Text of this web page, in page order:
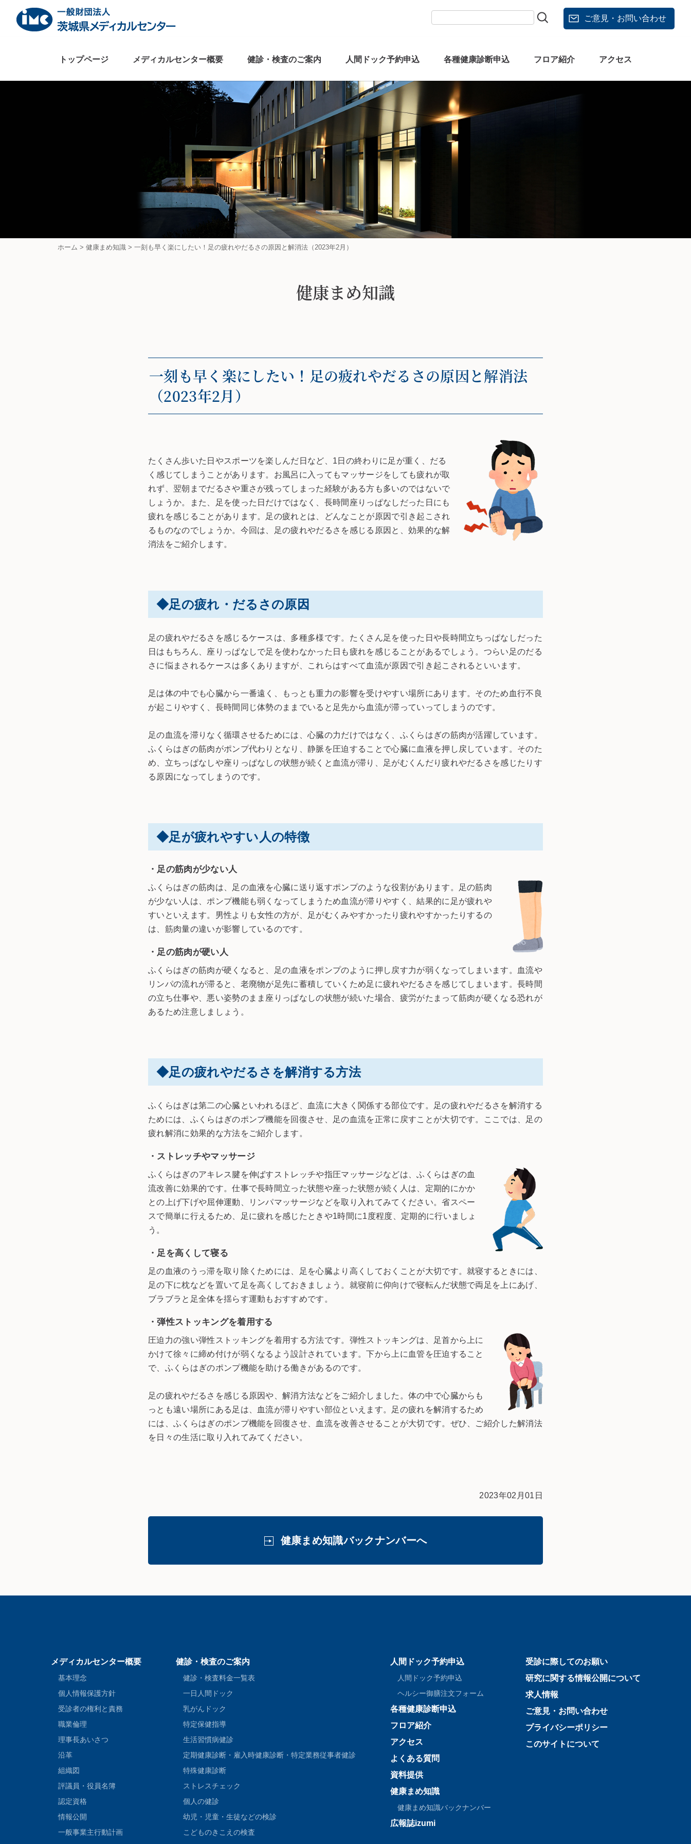
content
ご意見・お問い合わせ
トップページ メディカルセンター概要 健診・検査のご案内 人間ドック予約申込 各種健康診断申込 フロア紹介 アクセス
ホーム > 健康まめ知識 > 一刻も早く楽にしたい！足の疲れやだるさの原因と解消法（2023年2月）
健康まめ知識
一刻も早く楽にしたい！足の疲れやだるさの原因と解消法
（2023年2月）
たくさん歩いた日やスポーツを楽しんだ日など、1日の終わりに足が重く、だる
く感じてしまうことがあります。お風呂に入ってもマッサージをしても疲れが取
れず、翌朝までだるさや重さが残ってしまった経験がある方も多いのではないで
しょうか。また、足を使った日だけではなく、長時間座りっぱなしだった日にも
疲れを感じることがあります。足の疲れとは、どんなことが原因で引き起こされ
るものなのでしょうか。今回は、足の疲れやだるさを感じる原因と、効果的な解
消法をご紹介します。
◆足の疲れ・だるさの原因
足の疲れやだるさを感じるケースは、多種多様です。たくさん足を使った日や長時間立ちっぱなしだった
日はもちろん、座りっぱなしで足を使わなかった日も疲れを感じることがあるでしょう。つらい足のだる
さに悩まされるケースは多くありますが、これらはすべて血流が原因で引き起こされるといいます。
足は体の中でも心臓から一番遠く、もっとも重力の影響を受けやすい場所にあります。そのため血行不良
が起こりやすく、長時間同じ体勢のままでいると足先から血流が滞っていってしまうのです。
足の血流を滞りなく循環させるためには、心臓の力だけではなく、ふくらはぎの筋肉が活躍しています。
ふくらはぎの筋肉がポンプ代わりとなり、静脈を圧迫することで心臓に血液を押し戻しています。そのた
め、立ちっぱなしや座りっぱなしの状態が続くと血流が滞り、足がむくんだり疲れやだるさを感じたりす
る原因になってしまうのです。
◆足が疲れやすい人の特徴
・足の筋肉が少ない人
ふくらはぎの筋肉は、足の血液を心臓に送り返すポンプのような役割があります。足の筋肉
が少ない人は、ポンプ機能も弱くなってしまうため血流が滞りやすく、結果的に足が疲れや
すいといえます。男性よりも女性の方が、足がむくみやすかったり疲れやすかったりするの
は、筋肉量の違いが影響しているのです。
・足の筋肉が硬い人
ふくらはぎの筋肉が硬くなると、足の血液をポンプのように押し戻す力が弱くなってしまいます。血流や
リンパの流れが滞ると、老廃物が足先に蓄積していくため足に疲れやだるさを感じてしまいます。長時間
の立ち仕事や、悪い姿勢のまま座りっぱなしの状態が続いた場合、疲労がたまって筋肉が硬くなる恐れが
あるため注意しましょう。
◆足の疲れやだるさを解消する方法
ふくらはぎは第二の心臓といわれるほど、血流に大きく関係する部位です。足の疲れやだるさを解消する
ためには、ふくらはぎのポンプ機能を回復させ、足の血流を正常に戻すことが大切です。ここでは、足の
疲れ解消に効果的な方法をご紹介します。
・ストレッチやマッサージ
ふくらはぎのアキレス腱を伸ばすストレッチや指圧マッサージなどは、ふくらはぎの血
流改善に効果的です。仕事で長時間立った状態や座った状態が続く人は、定期的にかか
との上げ下げや屈伸運動、リンパマッサージなどを取り入れてみてください。省スペー
スで簡単に行えるため、足に疲れを感じたときや1時間に1度程度、定期的に行いましょ
う。
・足を高くして寝る
足の血液のうっ滞を取り除くためには、足を心臓より高くしておくことが大切です。就寝するときには、
足の下に枕などを置いて足を高くしておきましょう。就寝前に仰向けで寝転んだ状態で両足を上にあげ、
ブラブラと足全体を揺らす運動もおすすめです。
・弾性ストッキングを着用する
圧迫力の強い弾性ストッキングを着用する方法です。弾性ストッキングは、足首から上に
かけて徐々に締め付けが弱くなるよう設計されています。下から上に血管を圧迫すること
で、ふくらはぎのポンプ機能を助ける働きがあるのです。
足の疲れやだるさを感じる原因や、解消方法などをご紹介しました。体の中で心臓からも
っとも遠い場所にある足は、血流が滞りやすい部位といえます。足の疲れを解消するため
には、ふくらはぎのポンプ機能を回復させ、血流を改善させることが大切です。ぜひ、ご紹介した解消法
を日々の生活に取り入れてみてください。
2023年02月01日
健康まめ知識バックナンバーへ
メディカルセンター概要
基本理念
個人情報保護方針
受診者の権利と責務
職業倫理
理事長あいさつ
沿革
組織図
評議員・役員名簿
認定資格
情報公開
一般事業主行動計画
健診・検査のご案内
健診・検査料金一覧表
一日人間ドック
乳がんドック
特定保健指導
生活習慣病健診
定期健康診断・雇入時健康診断・特定業務従事者健診
特殊健康診断
ストレスチェック
個人の健診
幼児・児童・生徒などの検診
こどものきこえの検査
人間ドック予約申込
人間ドック予約申込
ヘルシー御膳注文フォーム
各種健康診断申込
フロア紹介
アクセス
よくある質問
資料提供
健康まめ知識
健康まめ知識バックナンバー
広報誌izumi
受診に際してのお願い
研究に関する情報公開について
求人情報
ご意見・お問い合わせ
プライバシーポリシー
このサイトについて